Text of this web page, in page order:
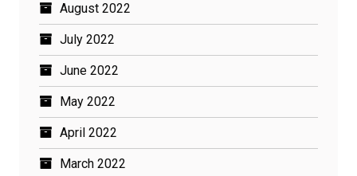
August 2022
July 2022
June 2022
May 2022
April 2022
March 2022